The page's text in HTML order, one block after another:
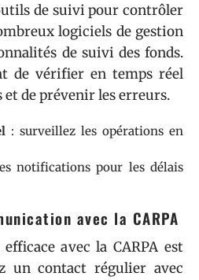
de suivi pour contrôler
logiciels de gestion
de suivi des fonds.
de vérifier en temps réel
et de prévenir les erreurs.
: surveillez les opérations en
notifications pour les délais
avec la CARPA
avec la CARPA est
un contact régulier avec